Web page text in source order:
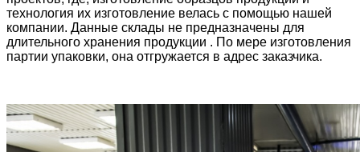
технология их изготовление велась с помощью нашей
компании. Данные склады не предназначены для
длительного хранения продукции . По мере изготовления
партии упаковки, она отгружается в адрес заказчика.